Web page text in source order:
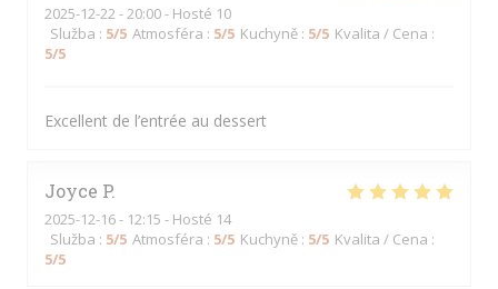
2025-12-22 - 20:00 - Hosté 10
Služba : 5/5 Atmosféra : 5/5 Kuchyně : 5/5 Kvalita / Cena :
5/5
Excellent de l’entrée au dessert
Joyce P
2025-12-16- 12:15 - Hosté 14
Služba : 5/5 Atmosféra : 5/5 Kuchyně : 5/5 Kvalita / Cena :
5/5